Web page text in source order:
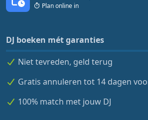
Plan online in
DJ boeken mét garanties
Niet tevreden, geld terug
Gratis annuleren tot 14 dagen
100% match met jouw DJ